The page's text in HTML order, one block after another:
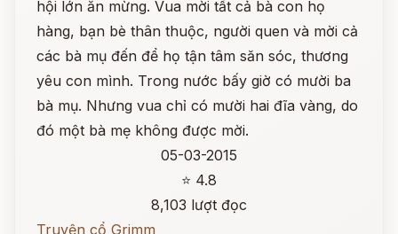
hội lớn ăn mừng. Vua mời tất cả bà con họ
hàng, bạn bè thân thuộc, người quen và mời cả
các bà mụ đến để họ tận tâm săn sóc, thương
yêu con mình. Trong nước bấy giờ có mười ba
bà mụ. Nhưng vua chỉ có mười hai đĩa vàng, do
đó một bà mẹ không được mời.
05-03-2015
⭐ 4.8
8,103 lượt đọc
Truyện cổ Grimm